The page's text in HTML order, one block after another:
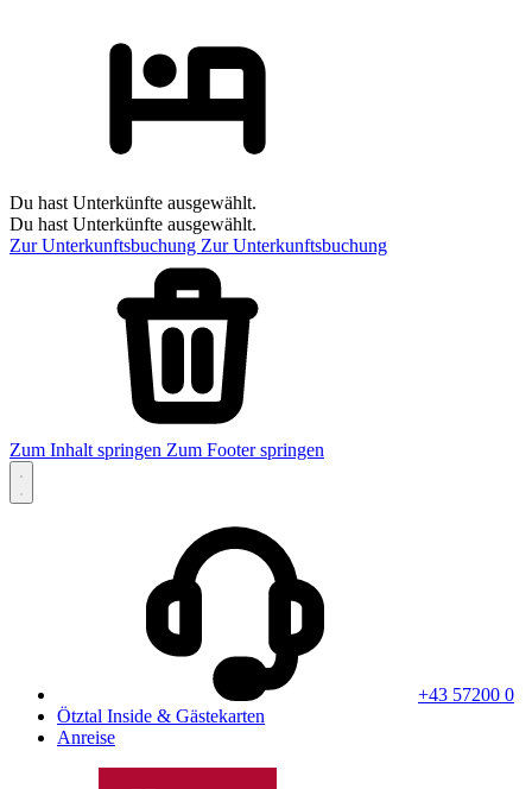
Du hast Unterkünfte ausgewählt.
Du hast Unterkünfte ausgewählt.
Zur Unterkunftsbuchung Zur Unterkunftsbuchung
Zum Inhalt springen Zum Footer springen
+43 57200 0
Ötztal Inside & Gästekarten
Anreise